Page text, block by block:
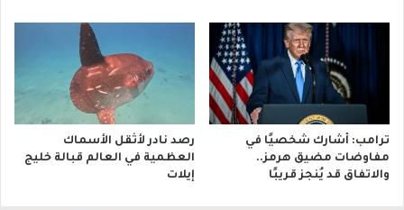
ترامب: أشارك شخصيًا في
مفاوضات مضيق هرمز..
والاتفاق قد يُنجز قريبًا
رصد نادر لأثقل الأسماك
العظمية في العالم قبالة خليج
إيلات